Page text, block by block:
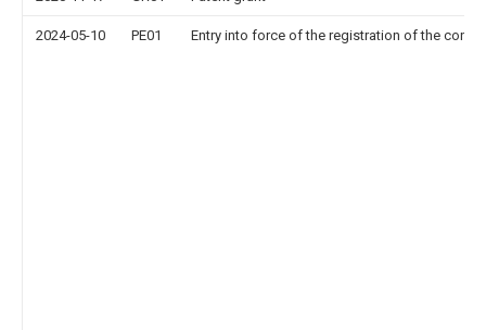
2024-05-10 PE01 Entry into force of the registration of the